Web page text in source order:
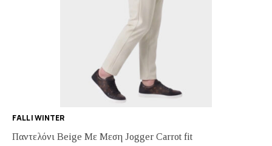
FALL | WINTER
Παντελόνι Beige Με Μεση Jogger Carrot fit